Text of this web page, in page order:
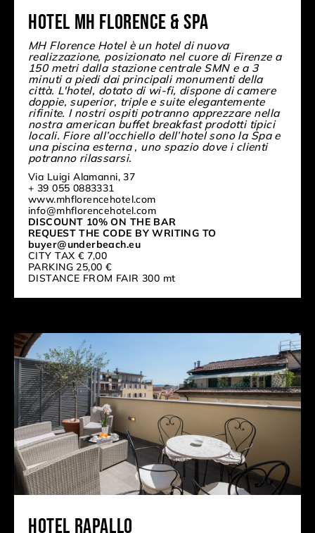
HOTEL MH FLORENCE & SPA
MH Florence Hotel è un hotel di nuova
realizzazione, posizionato nel cuore di Firenze a
150 metri dalla stazione centrale SMN e a 3
minuti a piedi dai principali monumenti della
città. L'hotel, dotato di wi-fi, dispone di camere
doppie, superior, triple e suite elegantemente
rifinite. I nostri ospiti potranno apprezzare nella
nostra american buffet breakfast prodotti tipici
locali. Fiore all’occhiello dell’hotel sono la Spa e
una piscina esterna , uno spazio dove i clienti
potranno rilassarsi.
Via Luigi Alamanni, 37
+ 39 055 0883331
www.mhflorencehotel.com
info@mhflorencehotel.com
DISCOUNT 10% ON THE BAR
REQUEST THE CODE BY WRITING TO
buyer@underbeach.eu
CITY TAX € 7,00
PARKING 25,00 €
DISTANCE FROM FAIR 300 mt
Hotel Rapallo